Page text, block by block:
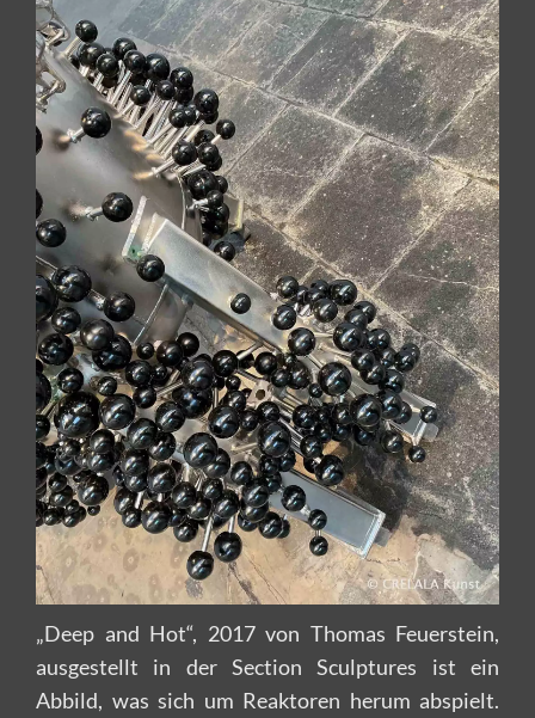
„Deep and Hot“, 2017 von Thomas Feuerstein,
ausgestellt in der Section Sculptures ist ein
Abbild, was sich um Reaktoren herum abspielt.